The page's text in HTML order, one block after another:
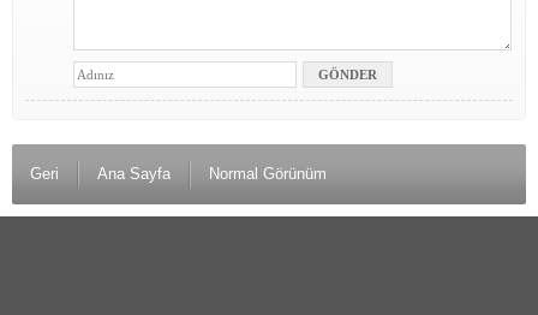
Geri Ana Sayfa Normal Görünüm